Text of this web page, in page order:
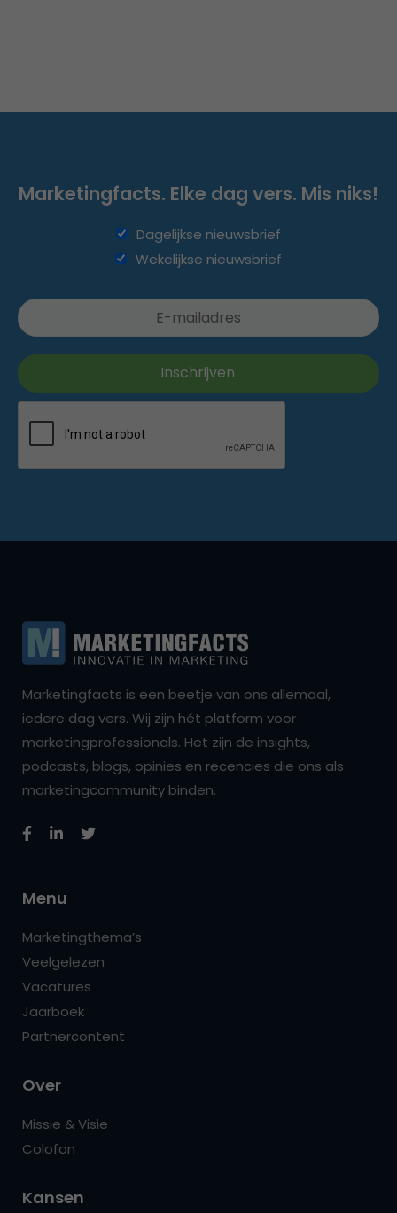
Marketingfacts. Elke dag vers. Mis niks!
Dagelijkse nieuwsbrief
Wekelijkse nieuwsbrief
Marketingfacts is een beetje van ons allemaal,
iedere dag vers. Wij zijn hét platform voor
marketingprofessionals. Het zijn de insights,
podcasts, blogs, opinies en recencies die ons als
marketingcommunity binden.
Menu
Marketingthema’s
Veelgelezen
Vacatures
Jaarboek
Partnercontent
Over
Missie & Visie
Colofon
Kansen